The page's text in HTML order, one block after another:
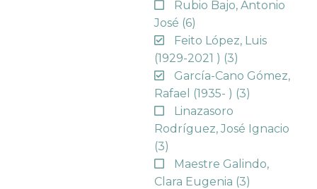
Rubio Bajo, Antonio
José (6)
Feito López, Luis
(1929-2021 ) (3)
García-Cano Gómez,
Rafael (1935- ) (3)
Linazasoro
Rodríguez, José Ignacio
(3)
Maestre Galindo,
Clara Eugenia (3)